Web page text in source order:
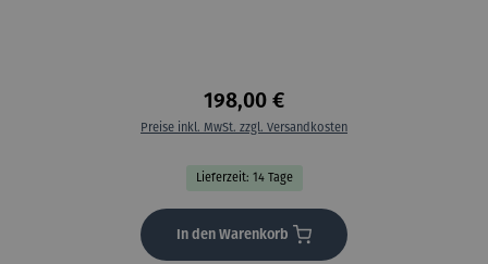
198,00 €
Preise inkl. MwSt. zzgl. Versandkosten
Lieferzeit: 14 Tage
In den Warenkorb